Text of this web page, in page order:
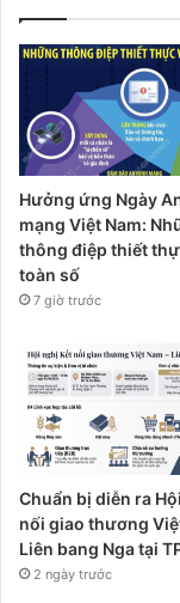
Hưởng ứng Ngày
mạng Việt Nam:
thông điệp thiết
toàn số
7 giờ trước
Chuẩn bị diễn ra
nối giao thương
Liên bang Nga tại
2 ngày trước